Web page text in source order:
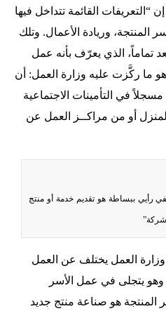
“التعريفات القائمة تتداخل فيها
المنتجة، وريادة الأعمال. وتلك
تماماً، الذي يعرّف بأنه عمل
ما ركَّزت عليه وزارة العمل: أن
في التأمينات الاجتماعية
أو من مراكــز العمل عن
رأيي ببساطة هو تقديم خدمة أو منتج
العمل يختلف عن العمل
وهو يتجلى في عمل الأسر
المنتجة هو صناعة منتج جديد